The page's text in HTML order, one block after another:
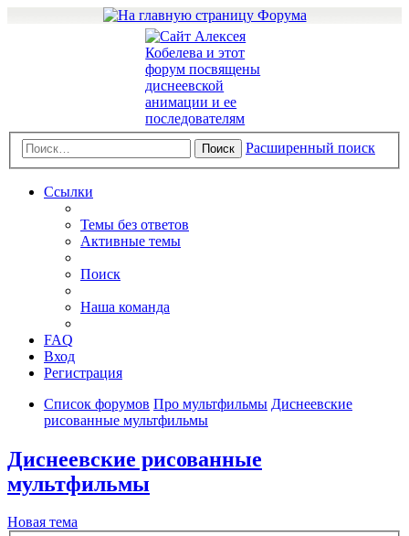
Поиск Расширенный поиск
Ссылки
Темы без ответов
Активные темы
Поиск
Наша команда
FAQ
Вход
Регистрация
Список форумов Про мультфильмы Диснеевские
рисованные мультфильмы
Диснеевские рисованные
мультфильмы
Новая тема